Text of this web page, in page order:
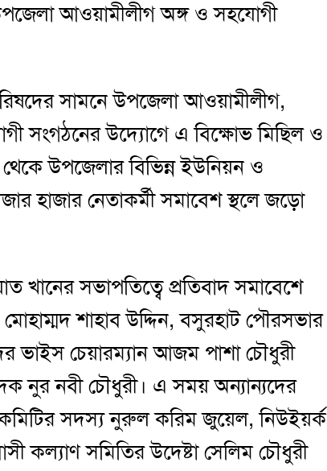
আওয়ামীলীগ অঙ্গ ও সহযোগী
সামনে উপজেলা আওয়ামীলীগ,
সংগঠনের উদ্যোগে এ বিক্ষোভ মিছিল ও
উপজেলার বিভিন্ন ইউনিয়ন ও
হাজার নেতাকর্মী সমাবেশ স্থলে জড়ো
খানের সভাপতিত্বে প্রতিবাদ সমাবেশে
শাহাব উদ্দিন, বসুরহাট পৌরসভার
ভাইস চেয়ারম্যান আজম পাশা চৌধুরী
নুর নবী চৌধুরী। এ সময় অন্যান্যদের
কমিটির সদস্য নুরুল করিম জুয়েল, নিউইয়র্ক
কল্যাণ সমিতির উদেষ্টা সেলিম চৌধুরী